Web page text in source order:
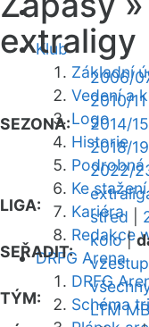
Klub
Základní
Vedení a
Logo
Historie
Ke stažení
Kariéra
Redakce
DRFG Arena
DRFG
Schéma
extraligy
SEZONA:
2006/
2010/11
2014/15
2018/19
2022/
LIGA:
střed
SEŘADIT:
kolo|
TÝM:
LTM